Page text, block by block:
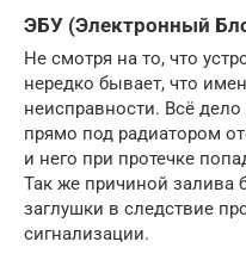
ЭБУ (Электронный
Не смотря на то, что
нередко бывает, что
неисправности. Всё
прямо под радиатором
и него при протечке
Так же причиной залива
заглушки в следствие
сигнализации.